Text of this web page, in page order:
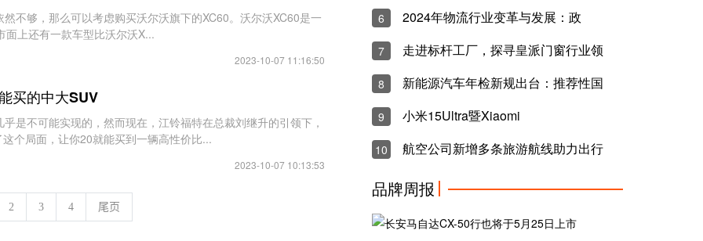
不够，那么可以考虑购买沃尔沃旗下的XC60。沃尔沃XC60是一
上还有一款车型比沃尔沃X...
2023-10-07 11:16:50
买的中大SUV
是不可能实现的，然而现在，江铃福特在总裁刘继升的引领下，
个局面，让你20就能买到一辆高性价比...
2023-10-07 10:13:53
2 3 4 尾页
03-11
技能培训促增收：如何让农民技能提升与乡
03-11
传统武术文化交流活动成功举办
03-11
6 2024年物流行业变革与发展：政
7 走进标杆工厂，探寻皇派门窗行业领
8 新能源汽车年检新规出台：推荐性国
9 小米15Ultra暨Xiaomi
10 航空公司新增多条旅游航线助力出行
品牌周报